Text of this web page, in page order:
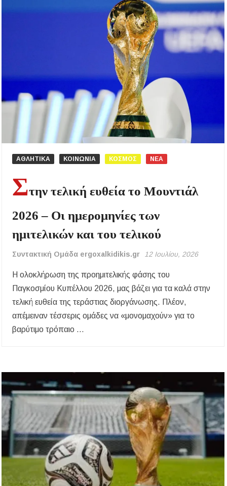
ΑΘΛΗΤΙΚΑ ΚΟΙΝΩΝΙΑ ΚΟΣΜΟΣ ΝΕΑ
Στην τελική ευθεία το Μουντιάλ
2026 – Οι ημερομηνίες των
ημιτελικών και του τελικού
Συντακτική Ομάδα ergoxalkidikis.gr 12 Ιουλίου, 2026
Η ολοκλήρωση της προημιτελικής φάσης του
Παγκοσμίου Κυπέλλου 2026, μας βάζει για τα καλά στην
τελική ευθεία της τεράστιας διοργάνωσης. Πλέον,
απέμειναν τέσσερις ομάδες να «μονομαχούν» για το
βαρύτιμο τρόπαιο …